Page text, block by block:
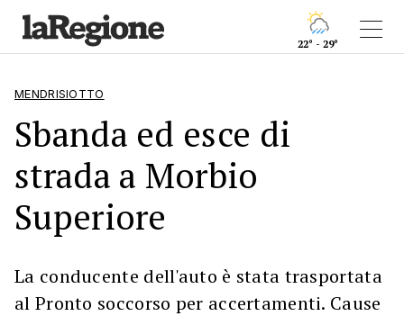
22° - 29°
MENDRISIOTTO
Sbanda ed esce di
strada a Morbio
Superiore
La conducente dell'auto è stata trasportata
al Pronto soccorso per accertamenti. Cause